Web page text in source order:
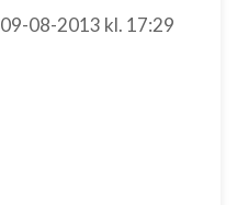
09-08-2013 kl. 17:29